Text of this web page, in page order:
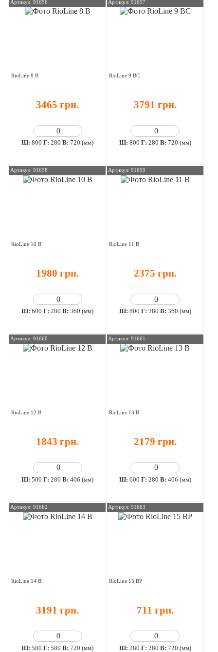
Артикул: 91656
RioLine 8 В
3465 грн.
Ш:800 Г:280 В:720 (мм)
Артикул: 91657
RioLine 9 ВС
3791 грн.
Ш: 800 Г: 280 В: 720 (мм)
Артикул: 91658
RioLine 10 В
1980 грн.
Ш:600 Г:280 В:360 (мм)
Артикул: 91659
RioLine 11 В
2375 грн.
Ш: 800 Г: 280 В: 360 (мм)
Артикул: 91660
RioLine 12 В
1843 грн.
Ш:500 Г:280 В:406 (мм)
Артикул: 91661
RioLine 13 В
2179 грн.
Ш: 600 Г: 280 В: 406 (мм)
Артикул: 91662
RioLine 14 В
3191 грн.
Ш:580 Г:580 В:720 (мм)
Артикул: 91663
RioLine 15 ВР
711 грн.
Ш: 280 Г: 280 В: 720 (мм)